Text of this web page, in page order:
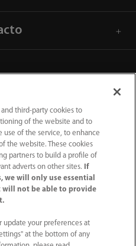
del sitio ｜ Aviso cookies
third-party cookies to
of the website and to
use of the service, to enhance
the website. These cookies
partners to build a profile of
adverts on other sites.
If
we will only use essential
will not be able to provide
update your preferences at
at the bottom of any